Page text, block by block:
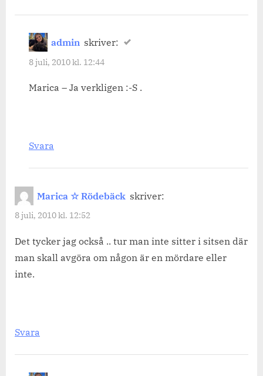
admin skriver:
8 juli, 2010 kl. 12:44
Marica – Ja verkligen :-S .
Svara
Marica ☆ Rödebäck skriver:
8 juli, 2010 kl. 12:52
Det tycker jag också .. tur man inte sitter i sitsen där
man skall avgöra om någon är en mördare eller
inte.
Svara